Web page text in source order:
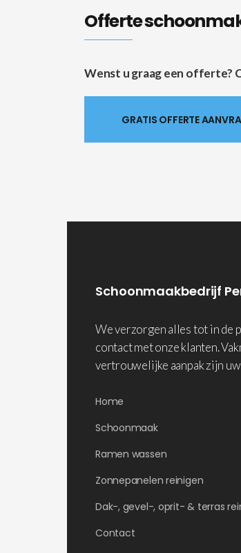
Offerte
Wenst u graag een offerte?
GRATIS OFFERTE
Schoonmaakbedrijf
We verzorgen alles tot in de
contact met onze klanten.
vertrouwelijke aanpak zijn
Home
Schoonmaak
Ramen wassen
Zonnepanelen reinigen
Dak-, gevel-, oprit- & terras
Contact